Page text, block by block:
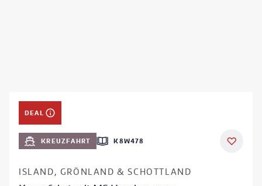
DEAL
KREUZFAHRT K8W478
ISLAND, GRÖNLAND & SCHOTTLAND